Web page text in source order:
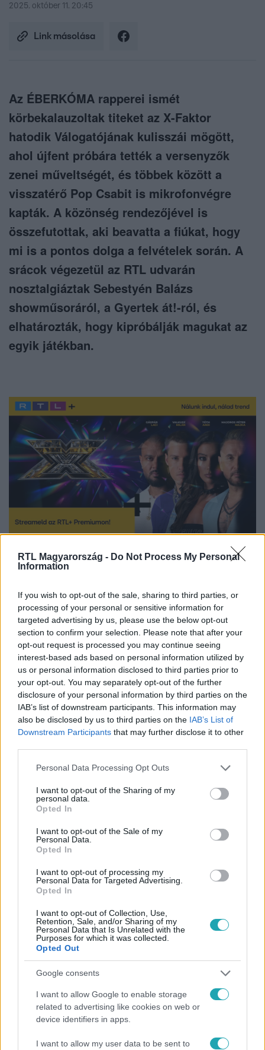
RTL Magyarország - Do Not Process My Personal
Information
If you wish to opt-out of the sale, sharing to third parties, or
processing of your personal or sensitive information for
targeted advertising by us, please use the below opt-out
section to confirm your selection. Please note that after your
opt-out request is processed you may continue seeing
interest-based ads based on personal information utilized by
us or personal information disclosed to third parties prior to
your opt-out. You may separately opt-out of the further
disclosure of your personal information by third parties on the
IAB’s list of downstream participants. This information may
also be disclosed by us to third parties on the IAB’s List of
Downstream Participants that may further disclose it to other
Please note that this website/app uses one or more Google
not limited to your visit or usage behaviour. You may click to
grant or deny consent to Google and its third-party tags to
use your data for below specified purposes in below Google
consent section.
Personal Data Processing Opt Outs
I want to opt-out of the Sharing of my
personal data.
Opted In
I want to opt-out of the Sale of my
Personal Data.
Opted In
I want to opt-out of processing my
Personal Data for Targeted Advertising.
Opted In
I want to opt-out of Collection, Use,
Retention, Sale, and/or Sharing of my
Personal Data that Is Unrelated with the
Purposes for which it was collected.
Opted Out
Google consents
I want to allow Google to enable storage
related to advertising like cookies on web or
device identifiers in apps.
I want to allow my user data to be sent to
2025. október 11. 20:45
Link másolása
Az ÉBERKÓMA rapperei ismét
körbekalauzoltak titeket az X-Faktor
hatodik Válogatójának kulisszái mögött,
ahol újfent próbára tették a versenyzők
zenei műveltségét, és többek között a
visszatérő Pop Csabit is mikrofonvégre
kapták. A közönség rendezőjével is
összefutottak, aki beavatta a fiúkat, hogy
mi is a pontos dolga a felvételek során. A
srácok végezetül az RTL udvarán
nosztalgiáztak Sebestyén Balázs
showműsoráról, a Gyertek át!-ról, és
elhatározták, hogy kipróbálják magukat az
egyik játékban.
Nézd az X-Faktort minden szombat este az RTL-en vagy online
RTL+ Premiumon!
Itt állítsd be, hogy az RTL.hu az elsők között
legyen a Google-találatokban!
Kövess minket, és értesülj a friss hírekről a
Facebookon is!
Követem
X-FAKTOR #SEBESTYÉN BALÁZS
ÉBERKÓMA #BACKSTAGE #HÁTTÉRMŰSOR
X-STAGE #POP CSABI